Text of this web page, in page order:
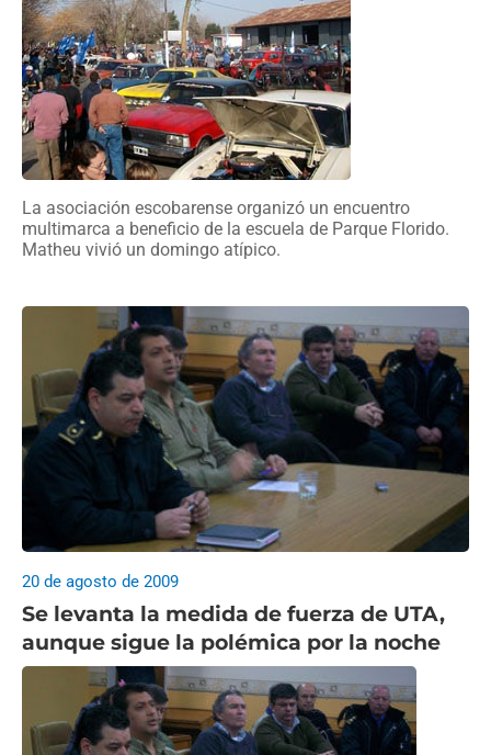
La asociación escobarense organizó un encuentro
multimarca a beneficio de la escuela de Parque Florido.
Matheu vivió un domingo atípico.
Se levanta la medida de fuerza de UTA,
aunque sigue la polémica por la noche
20 de agosto de 2009